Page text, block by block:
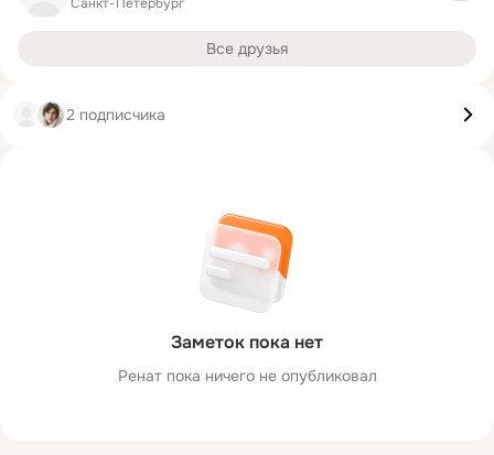
Заметок пока нет
Ренат пока ничего не опубликовал
Все друзья
2 подписчика